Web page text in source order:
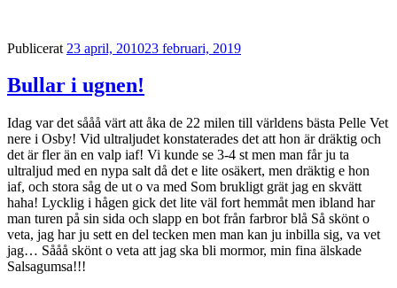
Publicerat 23 april, 201023 februari, 2019
Bullar i ugnen!
Idag var det sååå värt att åka de 22 milen till världens bästa Pelle Vet
nere i Osby! Vid ultraljudet konstaterades det att hon är dräktig och
det är fler än en valp iaf! Vi kunde se 3-4 st men man får ju ta
ultraljud med en nypa salt då det e lite osäkert, men dräktig e hon
iaf, och stora såg de ut o va med Som brukligt grät jag en skvätt
haha! Lycklig i hågen gick det lite väl fort hemmåt men ibland har
man turen på sin sida och slapp en bot från farbror blå Så skönt o
veta, jag har ju sett en del tecken men man kan ju inbilla sig, va vet
jag… Sååå skönt o veta att jag ska bli mormor, min fina älskade
Salsagumsa!!!